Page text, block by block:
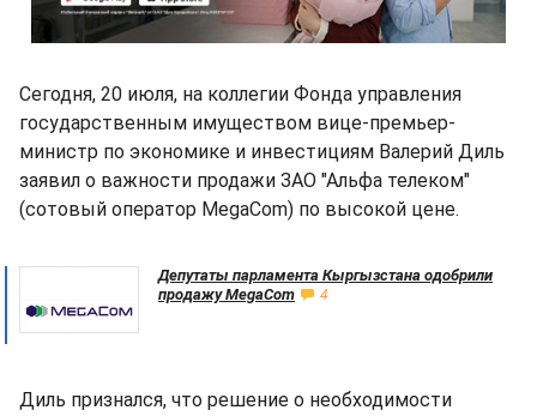
Сегодня, 20 июля, на коллегии Фонда управления
государственным имуществом вице-премьер-
министр по экономике и инвестициям Валерий Диль
заявил о важности продажи ЗАО "Альфа телеком"
(сотовый оператор MegaCom) по высокой цене.
Депутаты парламента Кыргызстана одобрили
продажу MegaCom
4
Диль признался, что решение о необходимости